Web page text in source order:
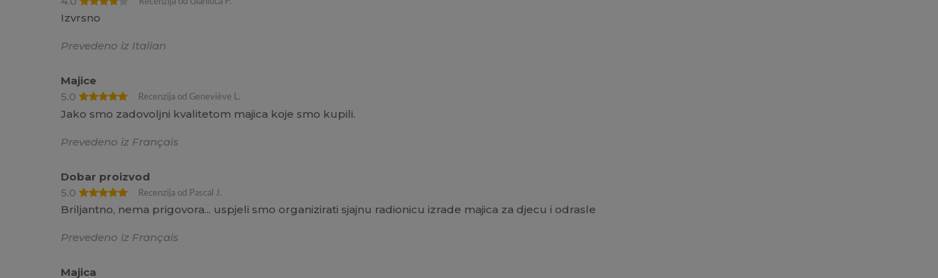
Izvrsno
Prevedeno iz Italian
Majice
5.0
Recenzija od Geneviève L.
Jako smo zadovoljni kvalitetom majica koje smo kupili.
Prevedeno iz Français
Dobar proizvod
5.0
Recenzija od Pascal J.
Briljantno, nema prigovora... uspjeli smo organizirati sjajnu radionicu izrade majica za djecu i odrasle
Prevedeno iz Français
Majica